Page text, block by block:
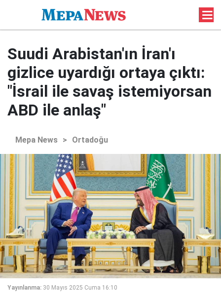
Suudi Arabistan'ın İran'ı
gizlice uyardığı ortaya çıktı:
"İsrail ile savaş istemiyorsan
ABD ile anlaş"
Mepa News > Ortadoğu
Yayınlanma: 30 Mayıs 2025 Cuma 16:10